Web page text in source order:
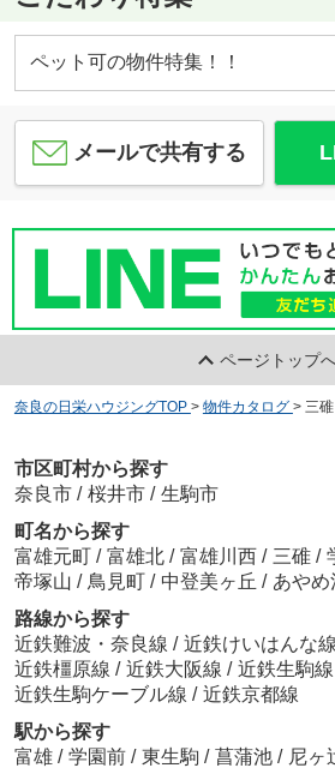
ペット可の物件特集！！
メールで共有する
ページトップ
奈良の日栄ハウジングTOP > 物件カタログ > 三
市区町村から探す
奈良市 / 桜井市 / 生駒市
町名から探す
富雄元町 / 富雄北 / 富雄川西 / 三碓 /
帝塚山 / 鳥見町 / 中登美ヶ丘 / あやめ
路線から探す
近鉄難波・奈良線 / 近鉄けいはんな線
近鉄橿原線 / 近鉄大阪線 / 近鉄生駒線
近鉄生駒ケーブル線 / 近鉄京都線
駅から探す
富雄 / 学園前 / 東生駒 / 菖蒲池 / 尼ヶ